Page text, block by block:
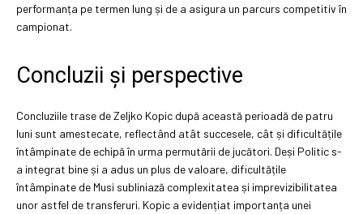
performanța pe termen lung și de a asigura un parcurs competitiv în
campionat.
Concluzii și perspective
Concluziile trase de Zeljko Kopic după această perioadă de patru
luni sunt amestecate, reflectând atât succesele, cât și dificultățile
întâmpinate de echipă în urma permutării de jucători. Deși Politic s-
a integrat bine și a adus un plus de valoare, dificultățile
întâmpinate de Musi subliniază complexitatea și imprevizibilitatea
unor astfel de transferuri. Kopic a evidențiat importanța unei